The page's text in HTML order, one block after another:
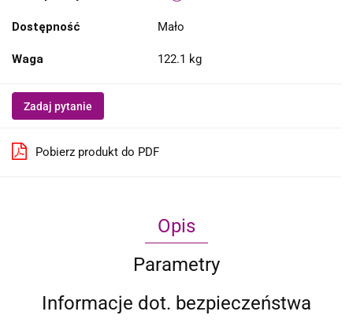
Dostępność Mało
Waga 122.1 kg
Zadaj pytanie
Pobierz produkt do PDF
Opis
Parametry
Informacje dot. bezpieczeństwa